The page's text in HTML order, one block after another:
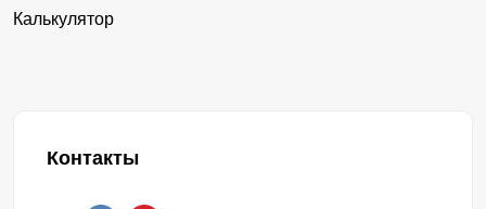
Калькулятор
Контакты